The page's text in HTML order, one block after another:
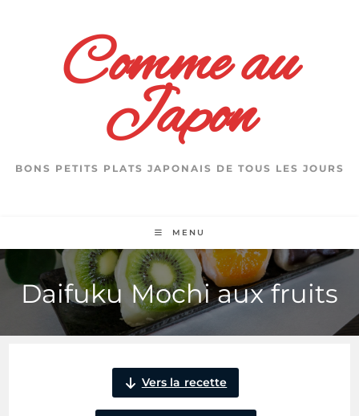
Comme au
Japon
BONS PETITS PLATS JAPONAIS DE TOUS LES JOURS
MENU
Daifuku Mochi aux fruits
Vers la recette